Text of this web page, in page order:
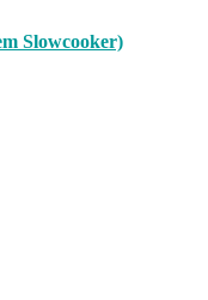
Slowcooker)